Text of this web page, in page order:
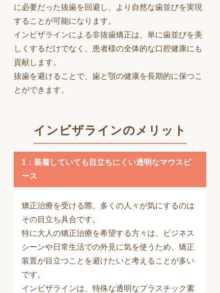
に必要だった抜歯を回避し、より自然な歯並びを実現
することが可能になります。
インビザラインによる非抜歯矯正は、単に歯並びを美
しくするだけでなく、患者様の全体的な口腔健康にも
貢献します。
抜歯を避けることで、歯と顎の健康を長期的に保つこ
とができます。
インビザラインのメリット
1：装着していても目立ちにくい透明なマウスピ
ース
矯正治療を受ける際、多くの人々が気にするのは
その目立ち具合です。
特に大人の矯正治療を希望する方々は、ビジネス
シーンや日常生活での外見に気を使うため、矯正
装置が目立つことを避けたいと考えることが多い
です。
インビザラインは、特殊な透明なプラスチック素